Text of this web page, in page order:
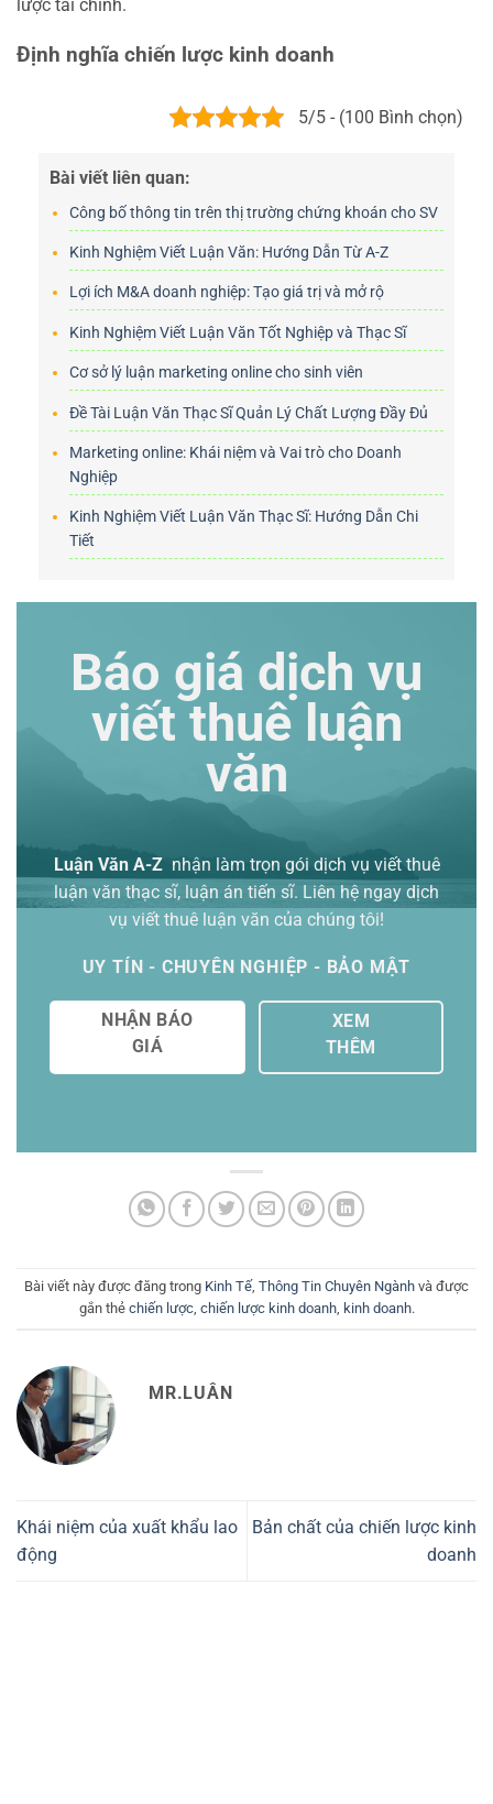
lược tài chính.
Định nghĩa chiến lược kinh doanh
5/5 - (100 Bình chọn)
Bài viết liên quan:
Công bố thông tin trên thị trường chứng khoán cho SV
Kinh Nghiệm Viết Luận Văn: Hướng Dẫn Từ A-Z
Lợi ích M&A doanh nghiệp: Tạo giá trị và mở rộ
Kinh Nghiệm Viết Luận Văn Tốt Nghiệp và Thạc Sĩ
Cơ sở lý luận marketing online cho sinh viên
Đề Tài Luận Văn Thạc Sĩ Quản Lý Chất Lượng Đầy Đủ
Marketing online: Khái niệm và Vai trò cho Doanh
Nghiệp
Kinh Nghiệm Viết Luận Văn Thạc Sĩ: Hướng Dẫn Chi
Tiết
Báo giá dịch vụ
viết thuê luận
văn
Luận Văn A-Z nhận làm trọn gói dịch vụ viết thuê
luận văn thạc sĩ, luận án tiến sĩ. Liên hệ ngay dịch
vụ viết thuê luận văn của chúng tôi!
UY TÍN - CHUYÊN NGHIỆP - BẢO MẬT
NHẬN BÁO
GIÁ
XEM
THÊM
Bài viết này được đăng trong Kinh Tế, Thông Tin Chuyên Ngành và được
gắn thẻ chiến lược, chiến lược kinh doanh, kinh doanh.
MR.LUÂN
Khái niệm của xuất khẩu lao
động
Bản chất của chiến lược kinh
doanh